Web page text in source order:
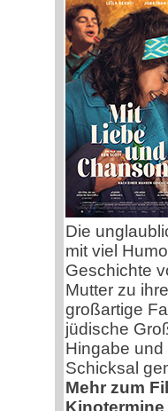
Die
mit viel
Geschichte
Mutter zu
großartige
jüdische
Hingabe
Schicksal
Mehr zum